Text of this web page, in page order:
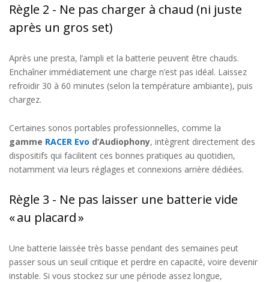
Règle 2 - Ne pas charger à chaud (ni juste
après un gros set)
Après une presta, l’ampli et la batterie peuvent être chauds.
Enchaîner immédiatement une charge n’est pas idéal. Laissez
refroidir 30 à 60 minutes (selon la température ambiante), puis
chargez.
Certaines sonos portables professionnelles, comme la
gamme RACER Evo d’Audiophony, intègrent directement des
dispositifs qui facilitent ces bonnes pratiques au quotidien,
notamment via leurs réglages et connexions arrière dédiées.
Règle 3 - Ne pas laisser une batterie vide
« au placard »
Une batterie laissée très basse pendant des semaines peut
passer sous un seuil critique et perdre en capacité, voire devenir
instable. Si vous stockez sur une période assez longue,